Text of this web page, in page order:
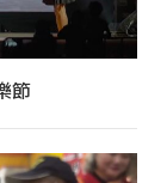
節